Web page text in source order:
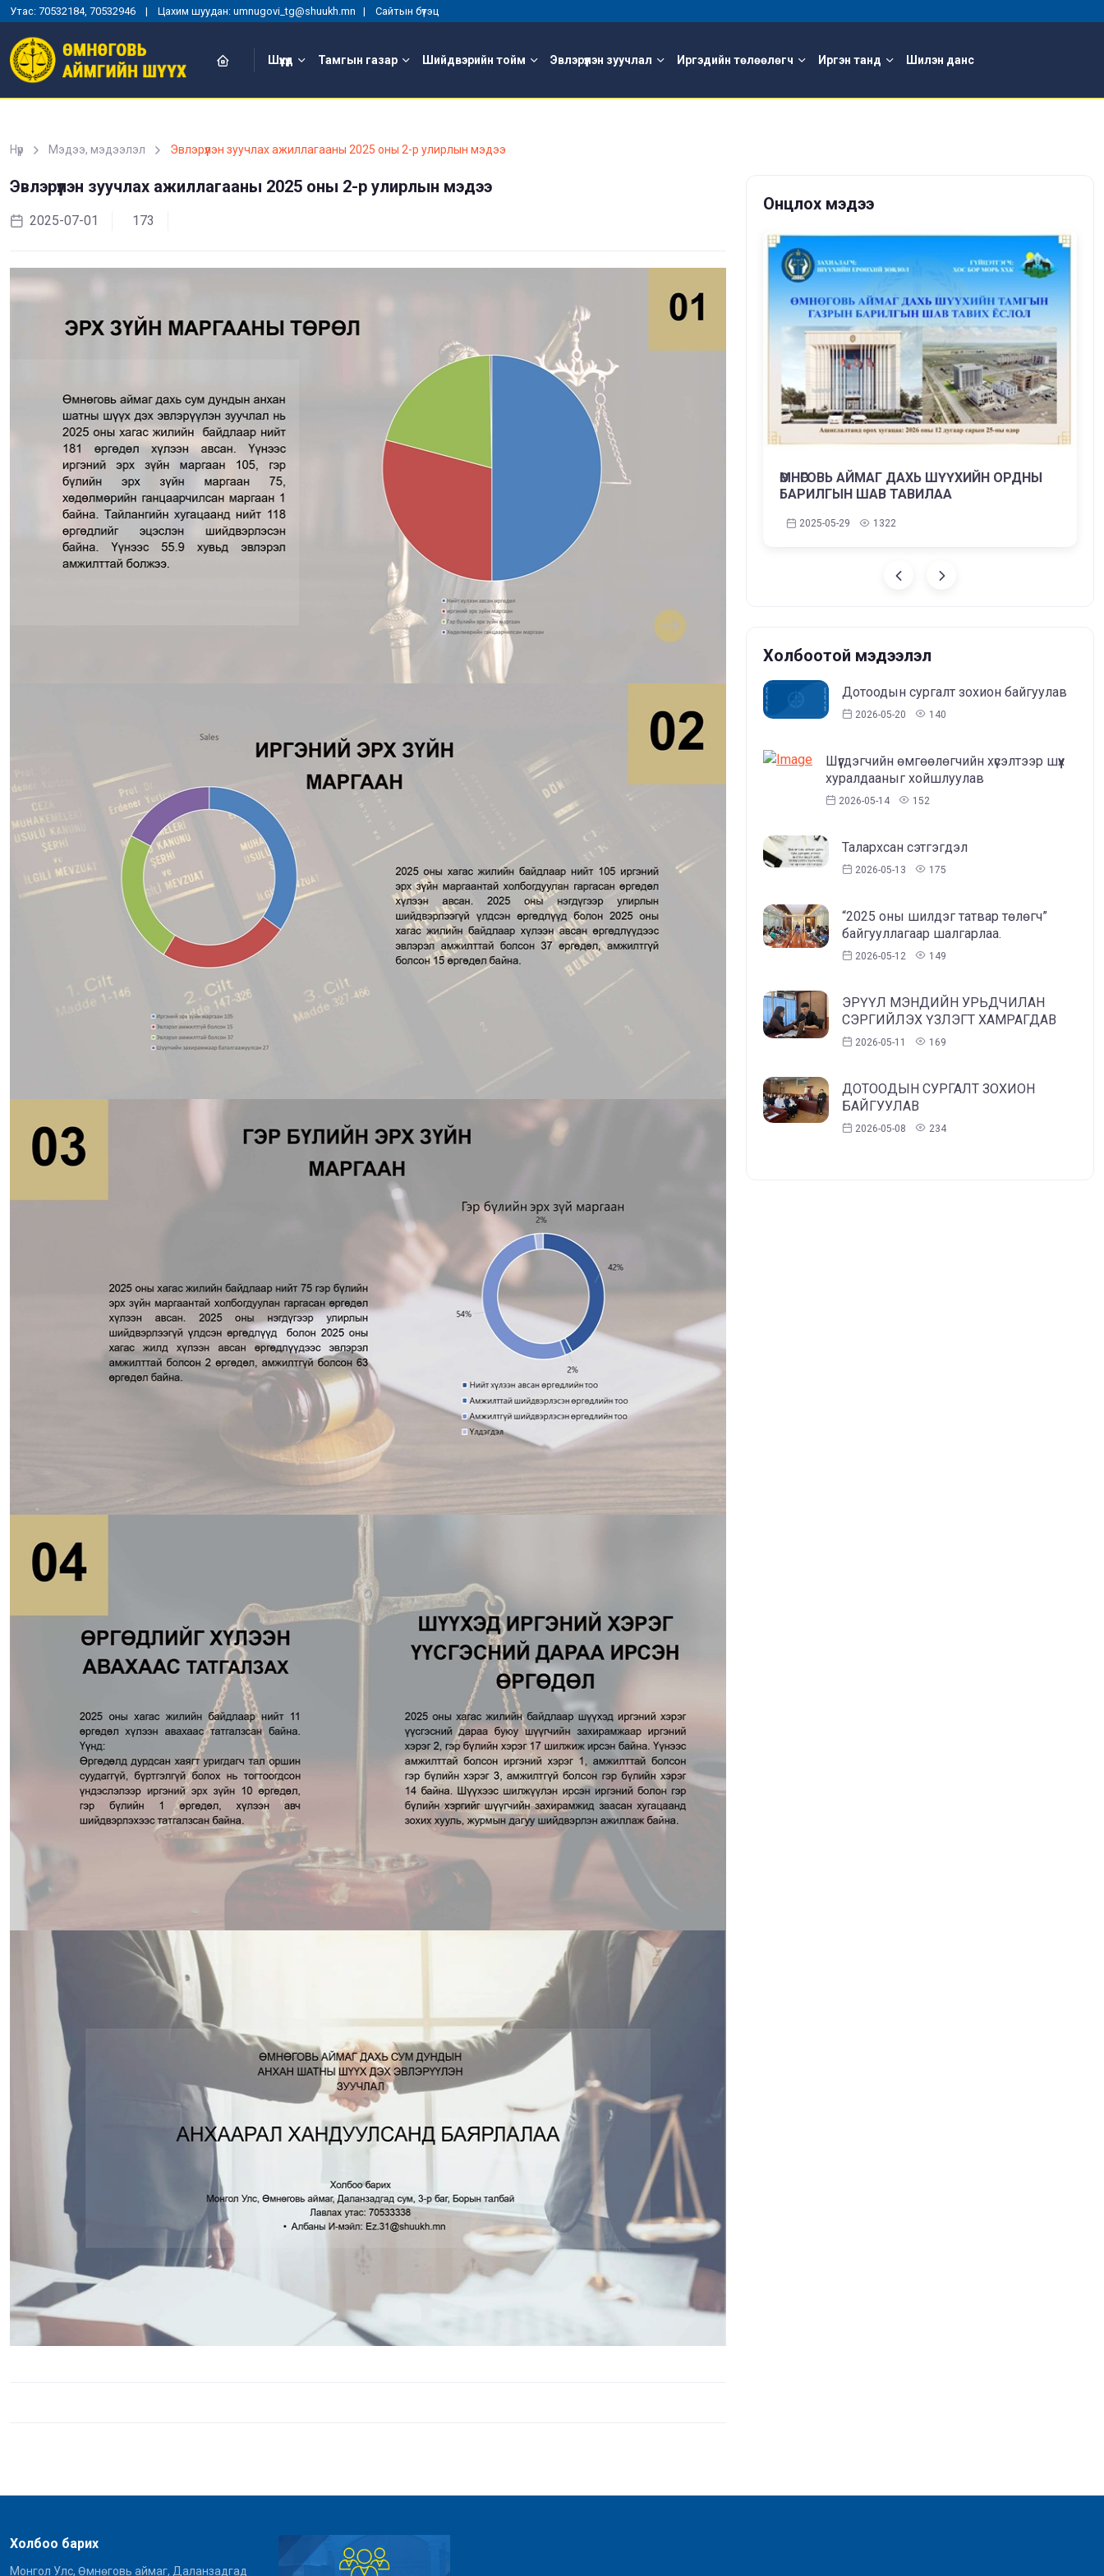
Утас: 70532184, 70532946 | Цахим шуудан: umnugovi_tg@shuukh.mn | Сайтын бүтэц
Шүүхүүд Тамгын газар Шийдвэрийн тойм Эвлэрүүлэн зуучлал Иргэдийн төлөөлөгч Иргэн танд Шилэн данс
Нүүр Мэдээ, мэдээлэл Эвлэрүүлэн зуучлах ажиллагааны 2025 оны 2-р улирлын мэдээ
Эвлэрүүлэн зуучлах ажиллагааны 2025 оны 2-р улирлын мэдээ
2025-07-01 173
Онцлох мэдээ
МОНГОЛ УЛСЫН ЕРӨНХИЙЛӨГЧИЙН ЗАРЛИГ
УНШИЖ СОНСГОХ, ЕРӨНХИЙ ШҮҮГЧИД
ТАМГА, ТЭМДЭГ ГАРДУУЛАХ ЁСЛОЛЫН
АРГА ХЭМЖЭЭ ЗОХИОН БАЙГУУЛАГДЛАА
ӨМНӨГОВЬ АЙМАГ ДАХЬ ШҮҮХИЙН ОРДНЫ
БАРИЛГЫН ШАВ ТАВИЛАА
2025-05-29 1322
Холбоотой мэдээлэл
Дотоодын сургалт зохион байгуулав
2026-05-20 140
Шүүгдэгчийн өмгөөлөгчийн хүсэлтээр шүүх
хуралдааныг хойшлуулав
2026-05-14 152
Талархсан сэтгэгдэл
2026-05-13 175
“2025 оны шилдэг татвар төлөгч”
байгууллагаар шалгарлаа.
2026-05-12 149
ЭРҮҮЛ МЭНДИЙН УРЬДЧИЛАН
СЭРГИЙЛЭХ ҮЗЛЭГТ ХАМРАГДАВ
2026-05-11 169
ДОТООДЫН СУРГАЛТ ЗОХИОН
БАЙГУУЛАВ
2026-05-08 234
Холбоо барих
Монгол Улс, Өмнөговь аймаг, Даланзадгад